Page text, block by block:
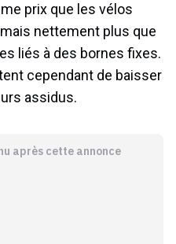
prix que les vélos
nettement plus que
liés à des bornes fixes.
cependant de baisser
assidus.
après cette annonce